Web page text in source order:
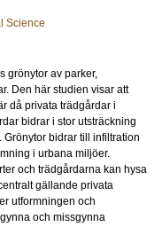
Science
grönytor av parker,
Den här studien visar att
då privata trädgårdar i
bidrar i stor utsträckning
bidrar till infiltration
i urbana miljöer.
och trädgårdarna kan hysa
gällande privata
utformningen och
och missgynna